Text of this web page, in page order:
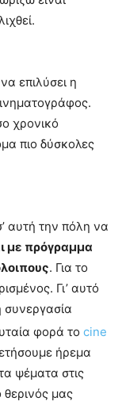
επιλύσει η
χρονικό
πιο δύσκολες
αυτή την πόλη να
με πρόγραμμα
. Για το
Γι’ αυτό
συνεργασία
φορά το cine
ήρεμα
ψέματα στις
θερινός μας